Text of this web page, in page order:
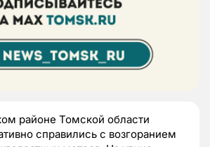
районе Томской области
справились с возгоранием